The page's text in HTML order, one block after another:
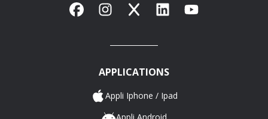
FacebookInstagram
X LinkedInYouTube
APPLICATIONS
Appli Iphone / Ipad
Appli Android